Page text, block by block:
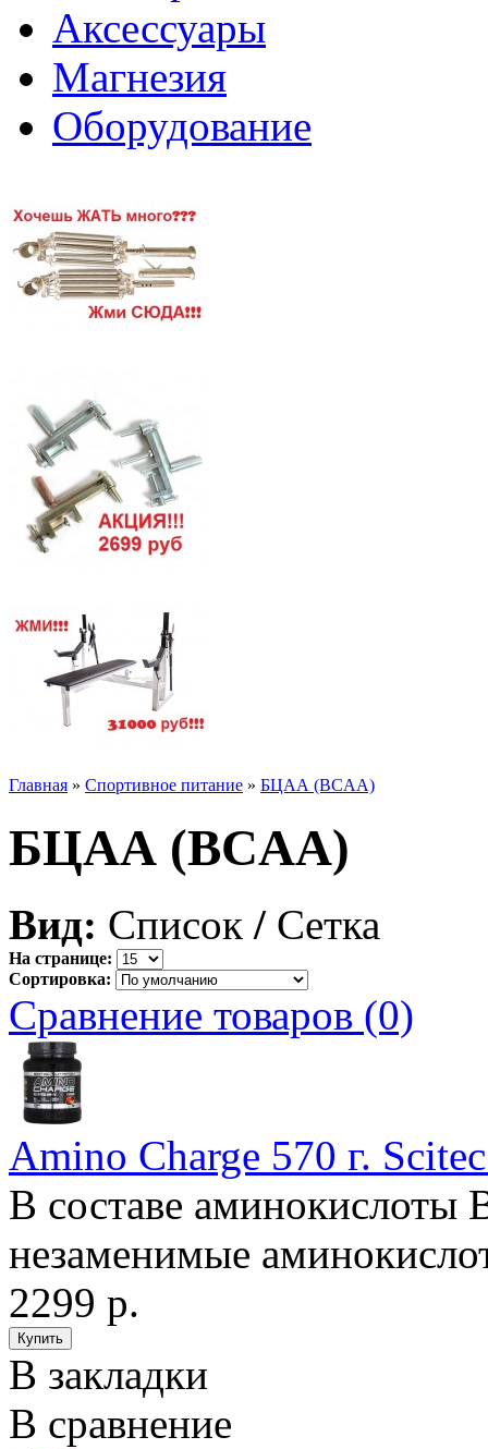
Аксессуары
Магнезия
Оборудование
Главная » Спортивное питание » БЦАА (BCAA)
БЦАА (BCAA)
Вид: Список / Сетка
На странице:
Сортировка:
Сравнение товаров (0)
Amino Charge 570 г.
В составе аминокислоты
незаменимые
2299 р.
В закладки
В сравнение